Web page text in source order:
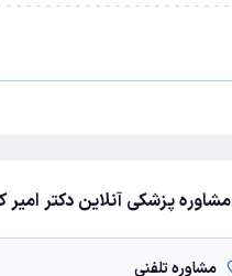
مشاوره پزشکی آنلاین دکتر امیر
مشاوره تلفنی